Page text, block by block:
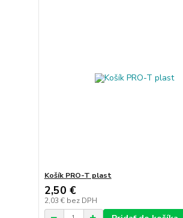
Košík PRO-T plast
2,50 €
2,03 € bez DPH